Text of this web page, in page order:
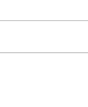
di merci
nel settore